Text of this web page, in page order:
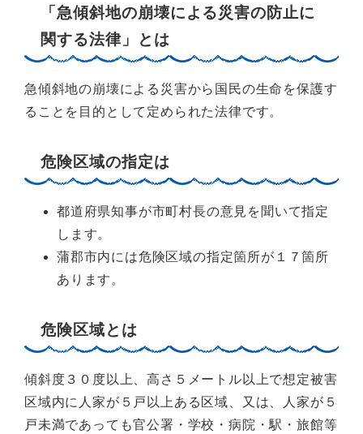
「急傾斜地の崩壊による災害の防止に
関する法律」とは
急傾斜地の崩壊による災害から国民の生命を保護す
ることを目的として定められた法律です。
危険区域の指定は
都道府県知事が市町村長の意見を聞いて指定
します。
蒲郡市内には危険区域の指定箇所が１７箇所
あります。
危険区域とは
傾斜度３０度以上、高さ５メートル以上で想定被害
区域内に人家が５戸以上ある区域、又は、人家が５
戸未満であっても官公署・学校・病院・駅・旅館等